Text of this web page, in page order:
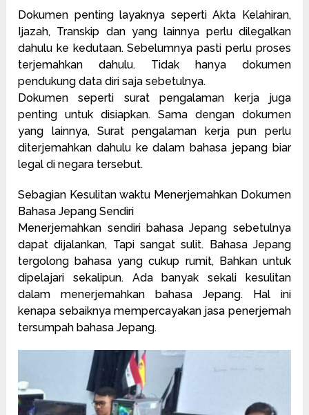
Dokumen penting layaknya seperti Akta Kelahiran,
Ijazah, Transkip dan yang lainnya perlu dilegalkan
dahulu ke kedutaan. Sebelumnya pasti perlu proses
terjemahkan dahulu. Tidak hanya dokumen
pendukung data diri saja sebetulnya.
Dokumen seperti surat pengalaman kerja juga
penting untuk disiapkan. Sama dengan dokumen
yang lainnya, Surat pengalaman kerja pun perlu
diterjemahkan dahulu ke dalam bahasa jepang biar
legal di negara tersebut.
Sebagian Kesulitan waktu Menerjemahkan Dokumen
Bahasa Jepang Sendiri
Menerjemahkan sendiri bahasa Jepang sebetulnya
dapat dijalankan, Tapi sangat sulit. Bahasa Jepang
tergolong bahasa yang cukup rumit, Bahkan untuk
dipelajari sekalipun. Ada banyak sekali kesulitan
dalam menerjemahkan bahasa Jepang. Hal ini
kenapa sebaiknya mempercayakan jasa penerjemah
tersumpah bahasa Jepang.